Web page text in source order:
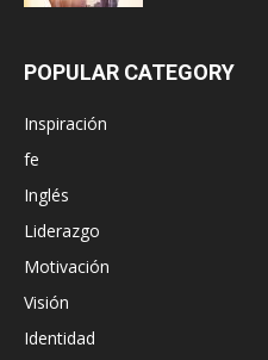
POPULAR CATEGORY
Inspiración
fe
Inglés
Liderazgo
Motivación
Visión
Identidad